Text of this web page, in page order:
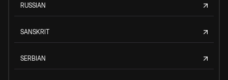
RUSSIAN
SANSKRIT
SERBIAN